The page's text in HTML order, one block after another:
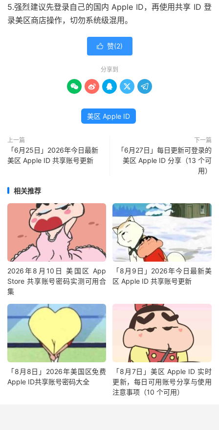
5.强烈建议先登录自己的国内 Apple ID，再使用共享 ID 登
录美区商店操作，切勿系统级混用。
 赞(2)
分享到
    
美区 Apple ID
上一篇
「6月25日」2026年今日最新
美区 Apple ID 共享账号更新
下一篇
「6月27日」每日更新可登录的
美区 Apple ID 分享（13 个可
用）
相关推荐
2026年8月10日 美国区 App
Store 共享账号密码实测可用合
集
「8月9日」2026年今日最新美
区 Apple ID 共享账号更新
「8月8日」2026年美国区免费
Apple ID共享账号密码大全
「8月7日」美区 Apple ID 实时
更新，每日可用账号分享与使用
注意事项（10 个可用）